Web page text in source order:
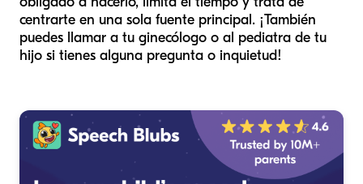
centrarte en una sola fuente principal. ¡También
puedes llamar a tu ginecólogo o al pediatra de tu
hijo si tienes alguna pregunta o inquietud!